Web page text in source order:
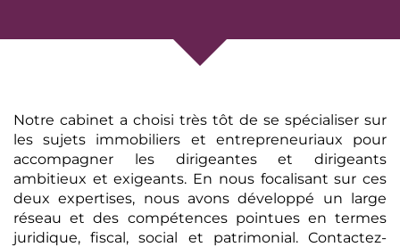
Notre cabinet a choisi très tôt de se spécialiser sur
les sujets immobiliers et entrepreneuriaux pour
accompagner les dirigeantes et dirigeants
ambitieux et exigeants. En nous focalisant sur ces
deux expertises, nous avons développé un large
réseau et des compétences pointues en termes
juridique, fiscal, social et patrimonial. Contactez-